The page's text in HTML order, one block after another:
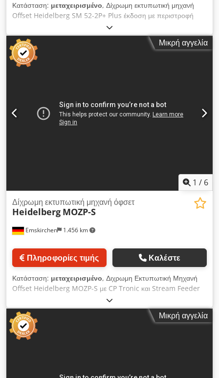
Κατάσταση: μεταχειρισμένο, Δίχρωμη εκτυπωτική μηχανή
Offset Heidelberg SM 52-2P+ Plus έκδοση με περιστροφή
(Perfecting) Δίχρωμη εκτυπωτική μηχανή Offset – Heidelberg
SM 52-2P+ Έτος κατασκευής: 1997 – Αριθμός σειράς: 201301
Εκτυπώσεις: 54 εκατ. Ελάχιστο/Μέγιστο μέγεθος: 105 x
145mm – 370 x 520mm Εύρος πάχους χαρτιού: 0,06 –
0,4mm Σύστημα διαβροχής Alcolor με ψύξη Baldwin
ώρα Σπρέι πούδρας Grafix Alphatronic 200 Περιλαμβάνονται
εγχειρίδια Δυνατότητα online video-επιθεώρησης μέσω
WhatsApp – MS Zoom – Telegram Διαθέσιμο άμεσα από
Μικρή αγγελία
1 / 6
Emskirchen 1.456 km
Δίχρωμη εκτυπωτική μηχανή όφσετ
Heidelberg MOZP-S
Πληροφορίες τιμής Καλέστε
Κατάσταση: μεταχειρισμένο, Διχρωμη Εκτυπωτική Μηχανή
Offset Heidelberg MOZP-S με CP Tronic και Stream Feeder
Έτος: 1990 - Αρ. Σειράς: 610975 Ελάχιστη διάσταση: 280 x
280mm - Μέγιστη διάσταση: 480 x 650mm Εκτυπώσεις: 66
εκατ. Σύστημα ύγρανσης: AQUATRON CP Tronic Αναστροφή:
1/1 - 2/0 Μέγ. ταχύτητα: 8.000 φύλλα/ώρα Dcjdpfx
Afeylkwvonok Επιθεώρηση μέσω βίντεο online με WhatsApp
Μικρή αγγελία